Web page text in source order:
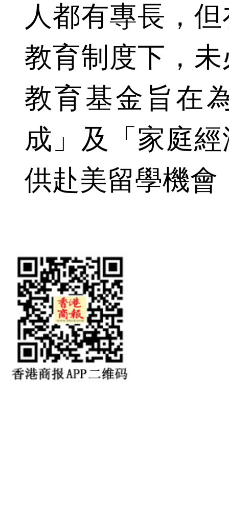
人都有專長，
教育制度下，
教育基金旨在
成」及「家庭
供赴美留學機會